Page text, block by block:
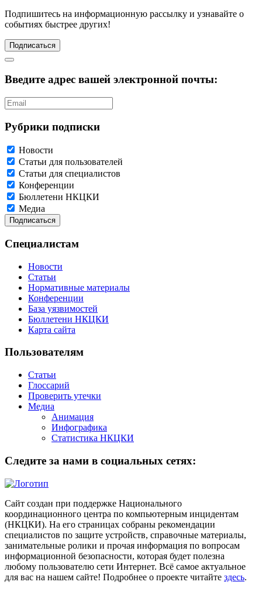
Подпишитесь на информационную рассылку и узнавайте о
событиях быстрее других!
Подписаться
Введите адрес вашей электронной почты:
Рубрики подписки
Новости
Статьи для пользователей
Статьи для специалистов
Конференции
Бюллетени НКЦКИ
Медиа
Специалистам
Новости
Статьи
Нормативные материалы
Конференции
База уязвимостей
Бюллетени НКЦКИ
Карта сайта
Пользователям
Статьи
Глоссарий
Проверить утечки
Медиа
Анимация
Инфографика
Статистика НКЦКИ
Следите за нами в социальных сетях:
Сайт создан при поддержке Национального
координационного центра по компьютерным инцидентам
(НКЦКИ). На его страницах собраны рекомендации
специалистов по защите устройств, справочные материалы,
занимательные ролики и прочая информация по вопросам
информационной безопасности, которая будет полезна
любому пользователю сети Интернет. Всё самое актуальное
для вас на нашем сайте! Подробнее о проекте читайте здесь.